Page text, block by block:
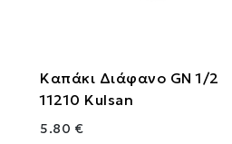
Καπάκι Διάφανο GN 1/2
11210 Kulsan
5.80 €